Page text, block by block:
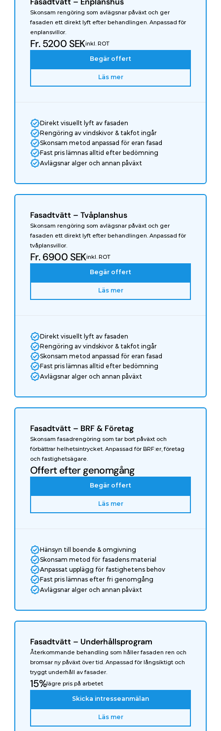
Skonsam rengöring som avlägsnar påväxt och ger
fasaden ett direkt lyft efter behandlingen. Anpassad för
enplansvillor.
Fr. 5200 SEKinkl. ROT
Begär offert
Läs mer
Direkt visuellt lyft av fasaden
Rengöring av vindskivor & takfot ingår
Skonsam metod anpassad för eran fasad
Fast pris lämnas alltid efter bedömning
Avlägsnar alger och annan påväxt
Fasadtvätt – Tvåplanshus
Skonsam rengöring som avlägsnar påväxt och ger
fasaden ett direkt lyft efter behandlingen. Anpassad för
tvåplansvillor.
Fr. 6900 SEKinkl. ROT
Begär offert
Läs mer
Direkt visuellt lyft av fasaden
Rengöring av vindskivor & takfot ingår
Skonsam metod anpassad för eran fasad
Fast pris lämnas alltid efter bedömning
Avlägsnar alger och annan påväxt
Fasadtvätt – BRF & Företag
Skonsam fasadrengöring som tar bort påväxt och
förbättrar helhetsintrycket. Anpassad för BRF:er, företag
och fastighetsägare.
Offert efter genomgång
Begär offert
Läs mer
Hänsyn till boende & omgivning
Skonsam metod för fasadens material
Anpassat upplägg för fastighetens behov
Fast pris lämnas efter fri genomgång
Avlägsnar alger och annan påväxt
Fasadtvätt – Underhållsprogram
Återkommande behandling som håller fasaden ren och
bromsar ny påväxt över tid. Anpassad för långsiktigt och
tryggt underhåll av fasader.
15%lägre pris på arbetet
Skicka intresseanmälan
Läs mer